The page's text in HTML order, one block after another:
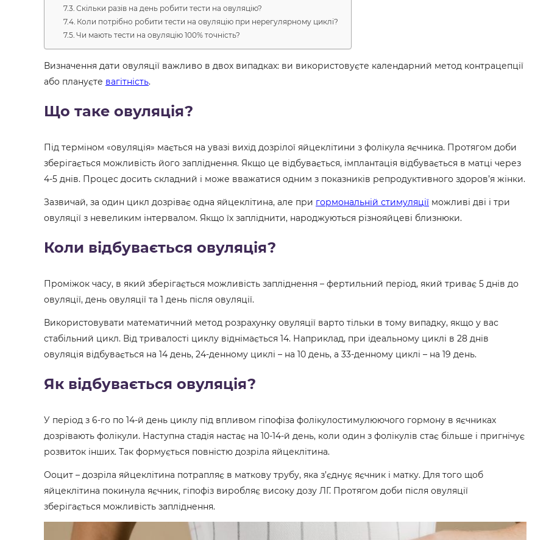
Скільки разів на день робити тести на овуляцію?
Коли потрібно робити тести на овуляцію при нерегулярному циклі?
Чи мають тести на овуляцію 100% точність?
Визначення дати овуляції важливо в двох випадках: ви використовуєте календарний метод контрацепції
або плануєте вагітність.
Що таке овуляція?
Під терміном «овуляція» мається на увазі вихід дозрілої яйцеклітини з фолікула яєчника. Протягом доби
зберігається можливість його запліднення. Якщо це відбувається, імплантація відбувається в матці через
4-5 днів. Процес досить складний і може вважатися одним з показників репродуктивного здоров’я жінки.
Зазвичай, за один цикл дозріває одна яйцеклітина, але при гормональній стимуляції можливі дві і три
овуляції з невеликим інтервалом. Якщо їх запліднити, народжуються різнояйцеві близнюки.
Коли відбувається овуляція?
Проміжок часу, в який зберігається можливість запліднення – фертильний період, який триває 5 днів до
овуляції, день овуляції та 1 день після овуляції.
Використовувати математичний метод розрахунку овуляції варто тільки в тому випадку, якщо у вас
стабільний цикл. Від тривалості циклу віднімається 14. Наприклад, при ідеальному циклі в 28 днів
овуляція відбувається на 14 день, 24-денному циклі – на 10 день, а 33-денному циклі – на 19 день.
Як відбувається овуляція?
У період з 6-го по 14-й день циклу під впливом гіпофіза фолікулостимулюючого гормону в яєчниках
дозрівають фолікули. Наступна стадія настає на 10-14-й день, коли один з фолікулів стає більше і пригнічує
розвиток інших. Так формується повністю дозріла яйцеклітина.
Ооцит – дозріла яйцеклітина потрапляє в маткову трубу, яка з’єднує яєчник і матку. Для того щоб
яйцеклітина покинула яєчник, гіпофіз виробляє високу дозу ЛГ. Протягом доби після овуляції
зберігається можливість запліднення.